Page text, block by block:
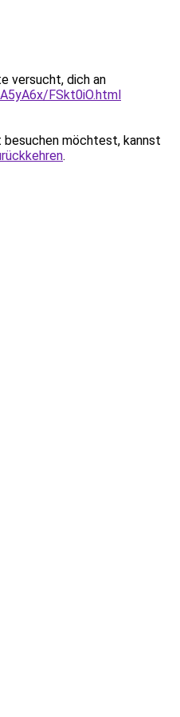
versucht, dich an
FSkt0iO.html
möchtest, kannst
.